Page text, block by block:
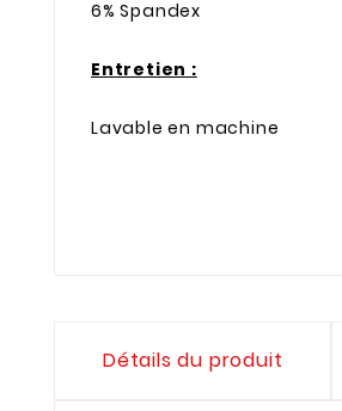
6% Spandex
Entretien :
Lavable en machine
Détails du produit